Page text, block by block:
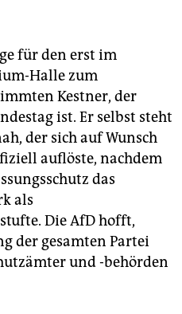
für den erst im
Halle zum
Kestner, der
ist. Er selbst steht
der sich auf Wunsch
auflöste, nachdem
das
als
Die AfD hofft,
der gesamten Partei
und -behörden